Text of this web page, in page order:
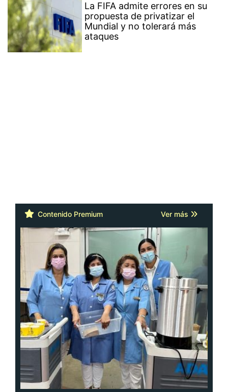
La FIFA admite errores en su
propuesta de privatizar el
Mundial y no tolerará más
ataques
Contenido Premium Ver más